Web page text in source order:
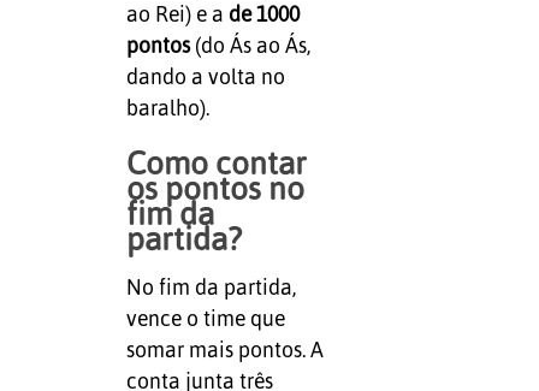
ao Rei) e a de 1000
pontos(do Ás ao Ás,
dando a volta no
baralho).
Como contar
os pontos no
fim da
partida?
No fim da partida,
vence o time que
somar mais pontos. A
conta junta três